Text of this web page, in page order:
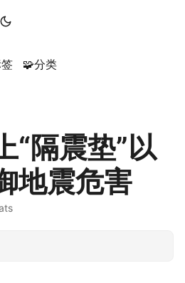
🧩分类
“隔震垫”以
地震危害